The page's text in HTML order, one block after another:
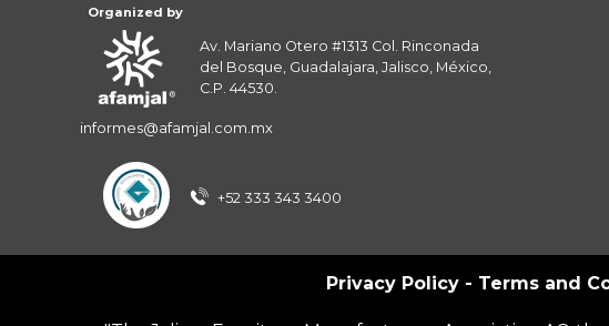
Organized by
Av. Mariano Otero #1313 Col. Rinconada
del Bosque, Guadalajara, Jalisco, México,
C.P. 44530.
informes@afamjal.com.mx
+52 333 343 3400
Privacy Policy - Terms and